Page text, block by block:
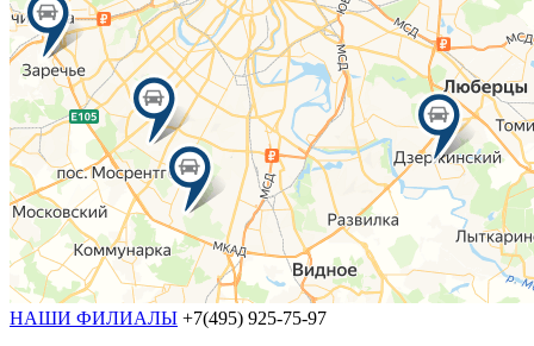
НАШИ ФИЛИАЛЫ +7(495) 925-75-97